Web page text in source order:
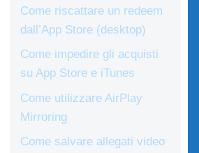
Come riscattare un redeem
dall’App Store (desktop)
Come impedire gli acquisti
su App Store e iTunes
Come utilizzare AirPlay
Mirroring
Come salvare allegati video